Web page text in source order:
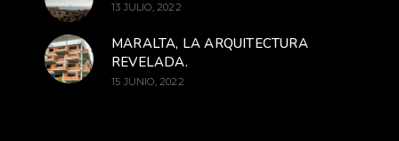
13 JULIO, 2022
MARALTA, LA ARQUITECTURA
REVELADA.
15 JUNIO, 2022